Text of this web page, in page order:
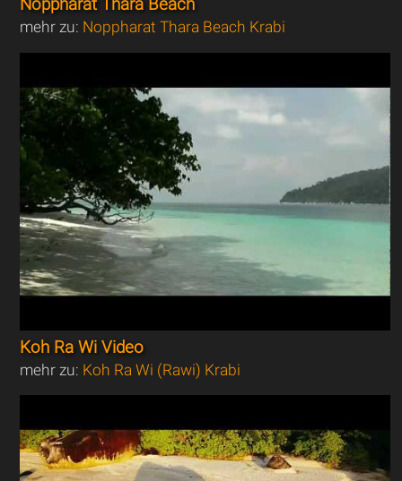
Noppharat Thara Beach
mehr zu: Noppharat Thara Beach Krabi
Koh Ra Wi Video
mehr zu: Koh Ra Wi (Rawi) Krabi